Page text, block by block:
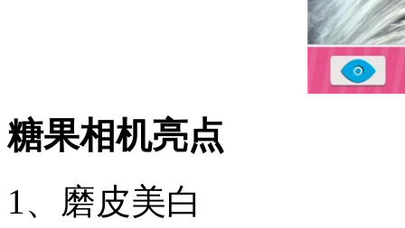
糖果相机亮点
1、磨皮美白